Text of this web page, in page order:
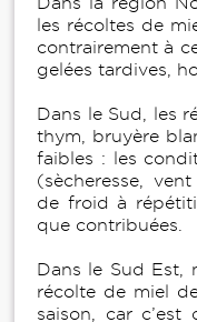
les récoltes de
contrairement à
gelées tardives,
Dans le Sud, les
thym, bruyère
faibles : les
(sècheresse,
de froid à
que contribuées.
Dans le Sud Est,
récolte de miel
saison, car c’est